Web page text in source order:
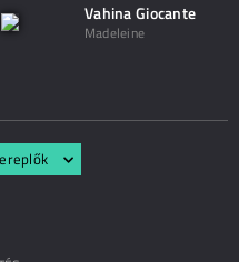
Vahina Giocante
Madeleine